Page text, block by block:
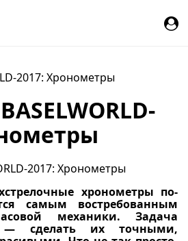
2017: Хронометры
хронометры по-
самым востребованным
механики. Задача
— сделать их точными,